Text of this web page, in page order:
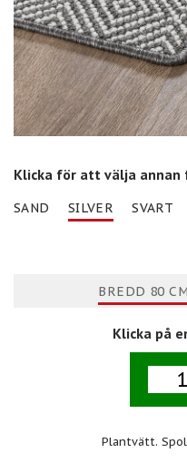
Klicka för att välja annan
SAND SILVER SVART
BREDD 80 CM
Klicka på
Plantvätt.